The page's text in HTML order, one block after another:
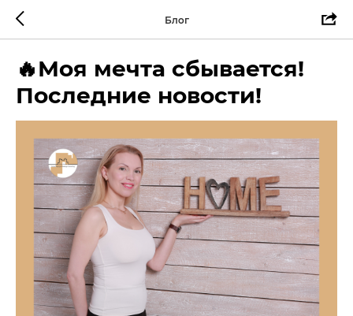
Блог
🔥Моя мечта сбывается!
Последние новости!